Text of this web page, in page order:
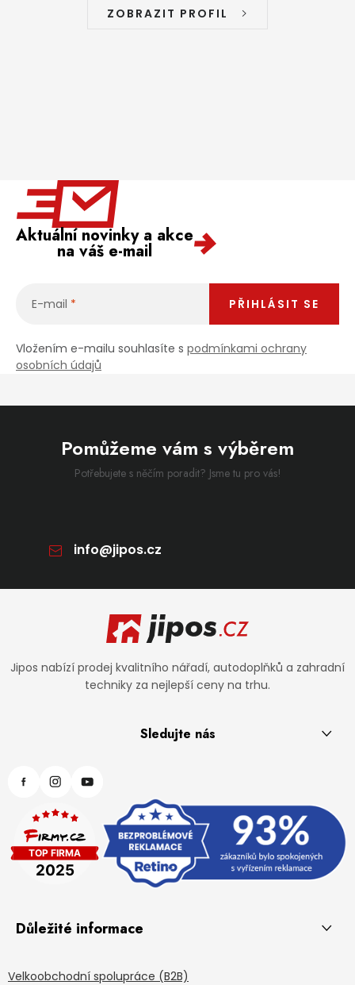
ZOBRAZIT PROFIL
Aktuální novinky a akce
na váš e-mail
E-mail
Vložením e-mailu souhlasíte s podmínkami ochrany
osobních údajů
PŘIHLÁSIT SE
Pomůžeme vám s výběrem
Potřebujete s něčím poradit? Jsme tu pro vás!
info@jipos.cz
Zápatí
Jipos nabízí prodej kvalitního nářadí, autodoplňků a zahradní
techniky za nejlepší ceny na trhu.
Sledujte nás
Důležité informace
Velkoobchodní spolupráce (B2B)